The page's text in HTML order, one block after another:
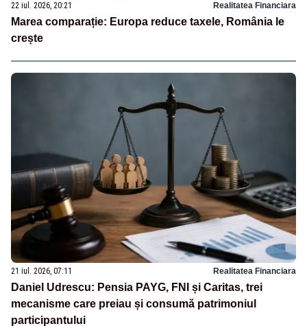
22 iul. 2026, 20:21 Realitatea Financiara
Marea comparație: Europa reduce taxele, România le
crește
21 iul. 2026, 07:11 Realitatea Financiara
Daniel Udrescu: Pensia PAYG, FNI și Caritas, trei
mecanisme care preiau și consumă patrimoniul
participantului